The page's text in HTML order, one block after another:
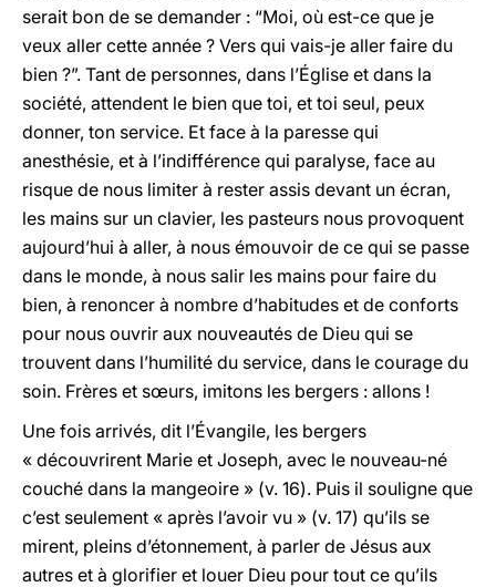
serait bon de se demander : “Moi, où est-ce que je
veux aller cette année ? Vers qui vais-je aller faire du
bien ?”. Tant de personnes, dans l’Église et dans la
société, attendent le bien que toi, et toi seul, peux
donner, ton service. Et face à la paresse qui
anesthésie, et à l’indifférence qui paralyse, face au
risque de nous limiter à rester assis devant un écran,
les mains sur un clavier, les pasteurs nous provoquent
aujourd’hui à aller, à nous émouvoir de ce qui se passe
dans le monde, à nous salir les mains pour faire du
bien, à renoncer à nombre d’habitudes et de conforts
pour nous ouvrir aux nouveautés de Dieu qui se
trouvent dans l’humilité du service, dans le courage du
soin. Frères et sœurs, imitons les bergers : allons !
Une fois arrivés, dit l’Évangile, les bergers
« découvrirent Marie et Joseph, avec le nouveau-né
couché dans la mangeoire » (v. 16). Puis il souligne que
c’est seulement « après l’avoir vu » (v. 17) qu’ils se
mirent, pleins d’étonnement, à parler de Jésus aux
autres et à glorifier et louer Dieu pour tout ce qu’ils